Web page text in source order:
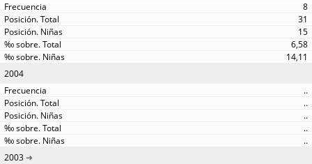
8
31
15
6,58
14,11
2004
..
..
..
..
..
2003